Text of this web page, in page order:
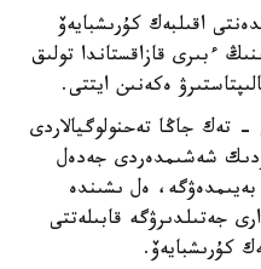
اقىلبەك كۇرىشبايەۆ
ءبىرى قازاقستاندا تولىق
ەكەنىن ايتتى.
تەك جاڭا تەحنولوگيالاردى
شەشىمدەردى جەدەل
بەيىمدەۋگە، ەل ىشىندە
جەتىلدىرۋگە قابىلەتتى
كۇرىشبايەۆ.